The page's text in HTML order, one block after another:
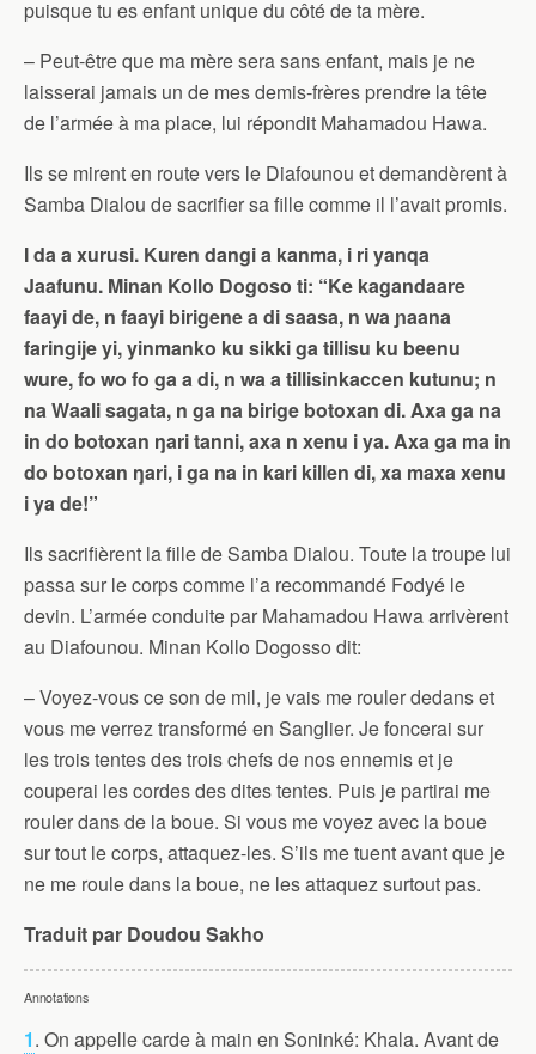
puisque tu es enfant unique du côté de ta mère.
– Peut-être que ma mère sera sans enfant, mais je ne
laisserai jamais un de mes demis-frères prendre la tête
de l’armée à ma place, lui répondit Mahamadou Hawa.
Ils se mirent en route vers le Diafounou et demandèrent à
Samba Dialou de sacrifier sa fille comme il l’avait promis.
I da a xurusi. Kuren dangi a kanma, i ri yanqa
Jaafunu. Minan Kollo Dogoso ti: “Ke kagandaare
faayi de, n faayi birigene a di saasa, n wa ɲaana
faringije yi, yinmanko ku sikki ga tillisu ku beenu
wure, fo wo fo ga a di, n wa a tillisinkaccen kutunu; n
na Waali sagata, n ga na birige botoxan di. Axa ga na
in do botoxan ŋari tanni, axa n xenu i ya. Axa ga ma in
do botoxan ŋari, i ga na in kari killen di, xa maxa xenu
i ya de!”
Ils sacrifièrent la fille de Samba Dialou. Toute la troupe lui
passa sur le corps comme l’a recommandé Fodyé le
devin. L’armée conduite par Mahamadou Hawa arrivèrent
au Diafounou. Minan Kollo Dogosso dit:
– Voyez-vous ce son de mil, je vais me rouler dedans et
vous me verrez transformé en Sanglier. Je foncerai sur
les trois tentes des trois chefs de nos ennemis et je
couperai les cordes des dites tentes. Puis je partirai me
rouler dans de la boue. Si vous me voyez avec la boue
sur tout le corps, attaquez-les. S’ils me tuent avant que je
ne me roule dans la boue, ne les attaquez surtout pas.
Traduit par Doudou Sakho
Annotations
1. On appelle carde à main en Soninké: Khala. Avant de